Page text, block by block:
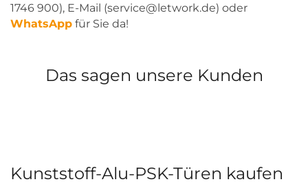
1746 900), E-Mail (service@letwork.de) oder
WhatsApp für Sie da!
Das sagen unsere Kunden
Kunststoff-Alu-PSK-Türen kaufen